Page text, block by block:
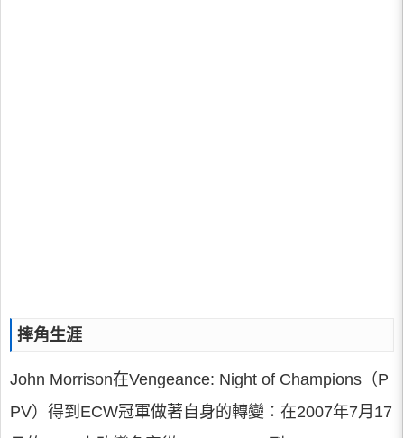
摔角生涯
John Morrison在Vengeance: Night of Champions（P
PV）得到ECW冠軍做著自身的轉變：在2007年7月17